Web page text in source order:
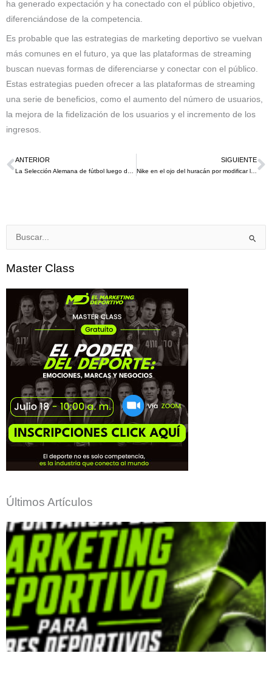
ha generado expectación y ha conectado con el público objetivo,
diferenciándose de la competencia.
Es probable que las estrategias de marketing deportivo se vuelvan
más comunes en el futuro, ya que las plataformas de streaming
buscan nuevas formas de diferenciarse y conectar con el público.
Estas estrategias pueden ofrecer a las plataformas de streaming
una serie de beneficios, como el aumento del número de usuarios,
la mejora de la fidelización de los usuarios y el incremento de los
ingresos.
Ant
ANTERIOR SIGUIENTE
Nike en el ojo del huracán por modificar la bandera inglesa en la nueva camiseta de fútbol que lucirá en la Euro 2024
Buscar
Master Class
Últimos Artículos